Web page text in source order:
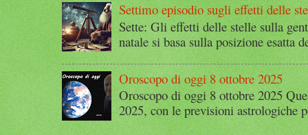
Settimo episodio sugli effetti delle
Sette: Gli effetti delle stelle sulla
natale si basa sulla posizione esatta
Oroscopo di oggi 8 ottobre 2025
Oroscopo di oggi 8 ottobre 2025
2025, con le previsioni astrologiche